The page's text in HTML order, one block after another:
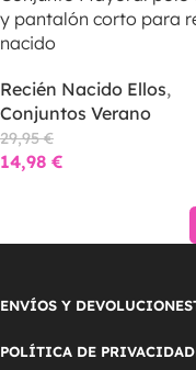
y pantalón corto para
nacido
Recién Nacido Ellos,
Conjuntos Verano
29,95€
14,98 €
ENVÍOS Y DEVOLUCIONES
POLÍTICA DE PRIVACIDAD